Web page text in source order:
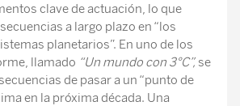
clave de actuación, lo que
a largo plazo en “los
planetarios”. En uno de los
llamado “Un mundo con 3°C”, se
de pasar a un “punto de
en la próxima década. Una